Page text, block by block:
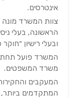
אינטרסים.
צוות המשרד מונה
הראשונה, בעלי
ובעלי רישיון
המשרד פועל תחת
משרד המשפטים.
המעקבים
המתקדמים ביותר,